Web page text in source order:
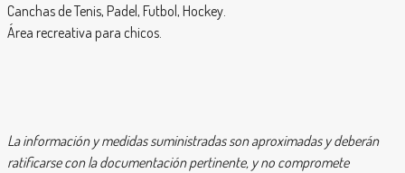
Canchas de Tenis, Padel, Futbol, Hockey.
Área recreativa para chicos.
La información y medidas suministradas son aproximadas y deberán
ratificarse con la documentación pertinente, y no compromete